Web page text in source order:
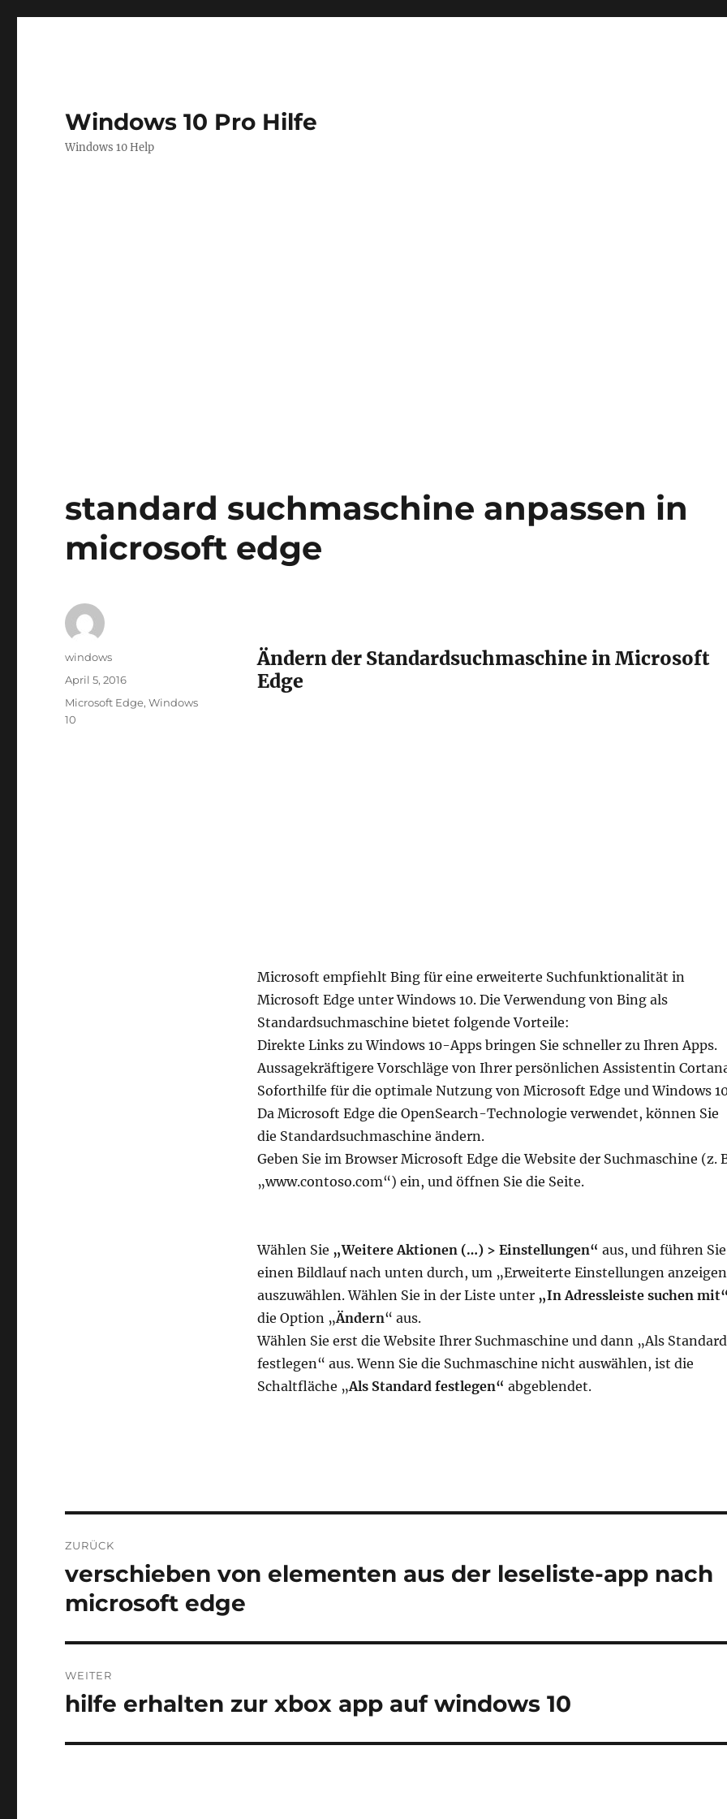
Windows 10 Pro Hilfe
Windows 10 Help
standard suchmaschine anpassen in
microsoft edge
Ändern der Standardsuchmaschine in Microsoft
Edge
Microsoft empfiehlt Bing für eine erweiterte Suchfunktionalität in
Microsoft Edge unter Windows 10. Die Verwendung von Bing als
Standardsuchmaschine bietet folgende Vorteile:
Direkte Links zu Windows 10-Apps bringen Sie schneller zu Ihren Apps.
Aussagekräftigere Vorschläge von Ihrer persönlichen Assistentin
Soforthilfe für die optimale Nutzung von Microsoft Edge und Windows
Da Microsoft Edge die OpenSearch-Technologie verwendet, können Sie
die Standardsuchmaschine ändern.
Geben Sie im Browser Microsoft Edge die Website der Suchmaschine (z.
„www.contoso.com“) ein, und öffnen Sie die Seite.
Wählen Sie „Weitere Aktionen (…) > Einstellungen“ aus, und führen Sie
einen Bildlauf nach unten durch, um „Erweiterte Einstellungen
auszuwählen. Wählen Sie in der Liste unter „In Adressleiste suchen
die Option „Ändern“ aus.
Wählen Sie erst die Website Ihrer Suchmaschine und dann „Als Standard
festlegen“ aus. Wenn Sie die Suchmaschine nicht auswählen, ist die
Schaltfläche „Als Standard festlegen“ abgeblendet.
Autor
windows
Veröffentlicht
am
April 5, 2016
Schlagwörter
Microsoft Edge,Windows
10
ZURÜCK
Vorheriger
Beitrag:
verschieben von elementen aus der leseliste-app nach
microsoft edge
WEITER
Nächster
hilfe erhalten zur xbox app auf windows 10